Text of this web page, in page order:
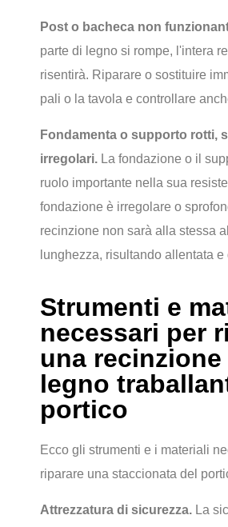
Post o bacheca non
parte di legno si rompe, l'intera
risentirà. Riparare o sostituire
pali o la tavola e controllare
Fondamenta o supporto rotti,
irregolari. La fondazione o il
ruolo importante nella sua
fondazione è irregolare o
recinzione non sarà alla stessa
lunghezza, risultando allentata e
Strumenti e
necessari per
una recinzione
legno
portico
Ecco gli strumenti e i materiali
riparare una staccionata del
Attrezzatura di sicurezza. La